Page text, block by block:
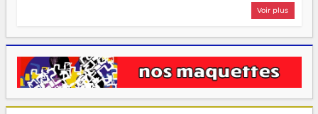
Voir plus